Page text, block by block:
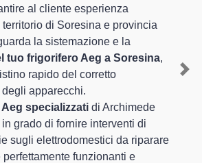
al cliente esperienza
di Soresina e provincia
la sistemazione e la
tuo frigorifero Aeg a Soresina,
rapido del corretto
apparecchi.
specializzati di Archimede
grado di fornire interventi di
sugli elettrodomestici da riparare
perfettamente funzionanti e